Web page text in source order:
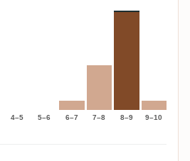
4–5 5–6 6–7 7–8 8–9 9–10